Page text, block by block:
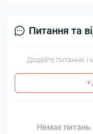
Питання та
Додайте питання, і
+
Немає питань